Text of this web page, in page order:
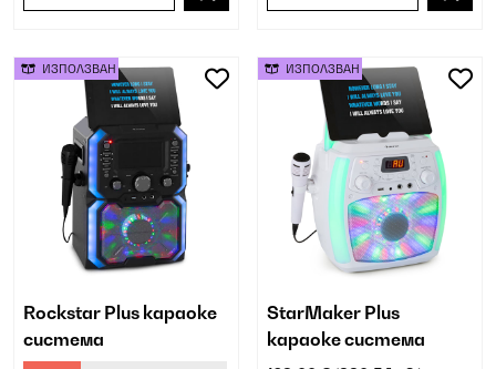
Rockstar Plus караоке
система
ИЗПОЛЗВАН
StarMaker Plus
караоке система
ИЗПОЛЗВАН